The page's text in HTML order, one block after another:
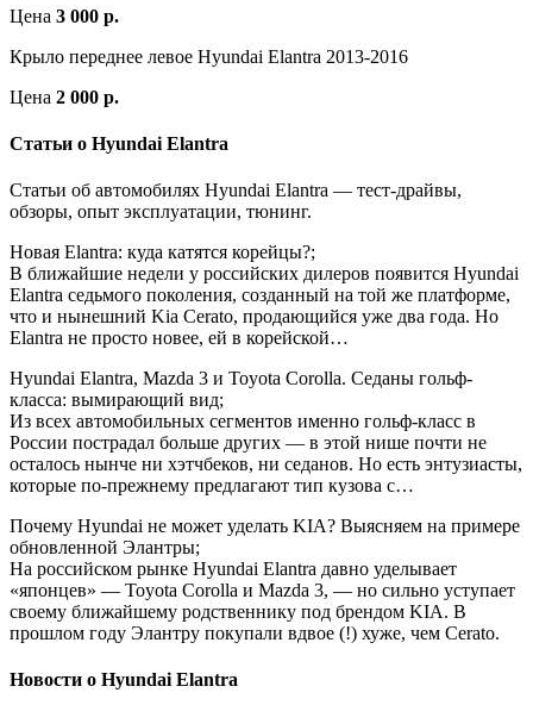
Цена 3 000 р.
Крыло переднее левое Hyundai Elantra 2013-2016
Цена 2 000 р.
Статьи о Hyundai Elantra
Статьи об автомобилях Hyundai Elantra — тест-драйвы,
обзоры, опыт эксплуатации, тюнинг.
Новая Elantra: куда катятся корейцы?;
В ближайшие недели у российских дилеров появится Hyundai
Elantra cедьмого поколения, созданный на той же платформе,
что и нынешний Kia Cerato, продающийся уже два года. Но
Elantra не просто новее, ей в корейской…
Hyundai Elantra, Mazda 3 и Toyota Corolla. Седаны гольф-
класса: вымирающий вид;
Из всех автомобильных сегментов именно гольф-класс в
России пострадал больше других — в этой нише почти не
осталось нынче ни хэтчбеков, ни седанов. Но есть энтузиасты,
которые по-прежнему предлагают тип кузова с…
Почему Hyundai не может уделать KIA? Выясняем на примере
обновленной Элантры;
На российском рынке Hyundai Elantra давно уделывает
«японцев» — Toyota Corolla и Mazda 3, — но сильно уступает
своему ближайшему родственнику под брендом KIA. В
прошлом году Элантру покупали вдвое (!) хуже, чем Cerato.
Новости о Hyundai Elantra